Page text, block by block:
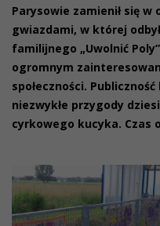
Parysowie zamienił się w
gwiazdami, w której
familijnego „Uwolnić
ogromnym
społeczności.
niezwykłe przygody
cyrkowego kucyka. Czas